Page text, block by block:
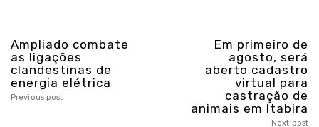
Ampliado combate
as ligações
clandestinas de
energia elétrica
Previous post
Em primeiro de
agosto, será
aberto cadastro
virtual para
castração de
animais em Itabira
Next post